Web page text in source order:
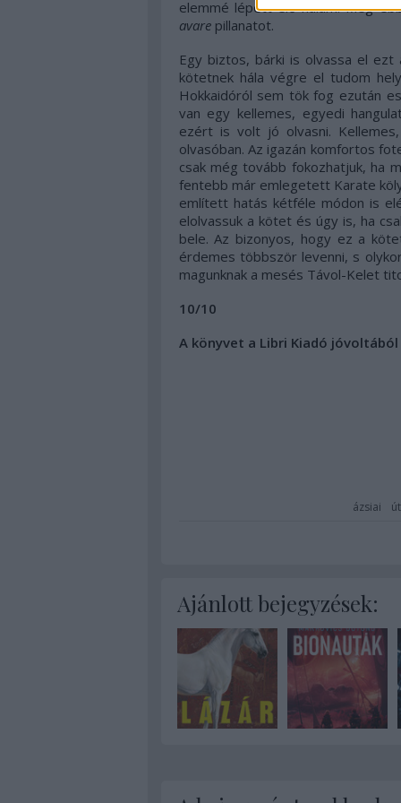
elemmé lépett elő nálam. Még
avarepillanatot.
Egy biztos, bárki is olvassa el
kötetnek hála végre el tudom
Hokkaidóról sem tök fog ezután
van egy kellemes, egyedi
ezért is volt jó olvasni.
olvasóban. Az igazán komfortos
csak még tovább fokozhatjuk, ha
fentebb már emlegetett Karate
említett hatás kétféle módon is
elolvassuk a kötet és úgy is, ha
bele. Az bizonyos, hogy ez a
érdemes többször levenni, s
magunknak a mesés Távol-Kelet
10/10
A könyvet a Libri Kiadó
ázsiai
Ajánlott bejegyzések: